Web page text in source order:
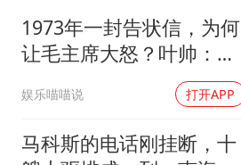
1973年一封告状信，为何
让毛主席大怒？叶帅：杀
娱乐喵喵说 打开APP
马科斯的电话刚挂断，十